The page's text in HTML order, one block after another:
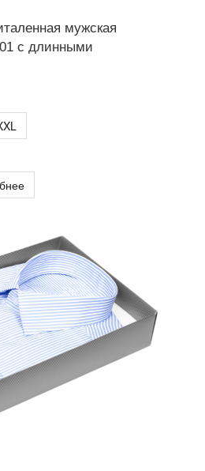
мужская
с длинными